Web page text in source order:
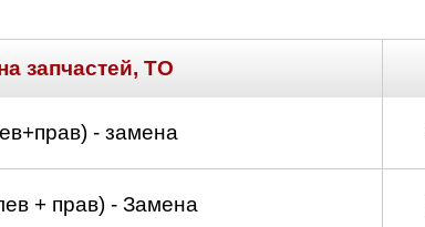
запчастей, ТО
- замена
+ прав) - Замена